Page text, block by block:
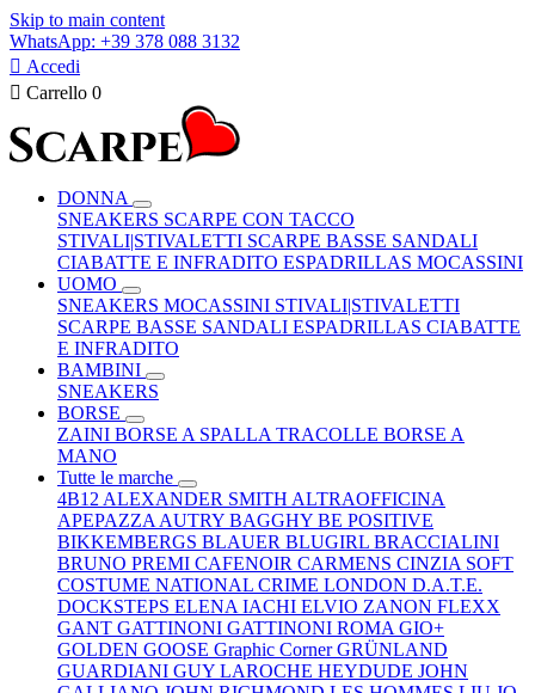
Skip to main content
WhatsApp: +39 378 088 3132
 Accedi
 Carrello 0
DONNA
SNEAKERS SCARPE CON TACCO
STIVALI|STIVALETTI SCARPE BASSE SANDALI
CIABATTE E INFRADITO ESPADRILLAS MOCASSINI
UOMO
SNEAKERS MOCASSINI STIVALI|STIVALETTI
SCARPE BASSE SANDALI ESPADRILLAS CIABATTE
E INFRADITO
BAMBINI
SNEAKERS
BORSE
ZAINI BORSE A SPALLA TRACOLLE BORSE A
MANO
Tutte le marche
4B12 ALEXANDER SMITH ALTRAOFFICINA
APEPAZZA AUTRY BAGGHY BE POSITIVE
BIKKEMBERGS BLAUER BLUGIRL BRACCIALINI
BRUNO PREMI CAFENOIR CARMENS CINZIA SOFT
COSTUME NATIONAL CRIME LONDON D.A.T.E.
DOCKSTEPS ELENA IACHI ELVIO ZANON FLEXX
GANT GATTINONI GATTINONI ROMA GIO+
GOLDEN GOOSE Graphic CornerGRÜNLAND
GUARDIANI GUY LAROCHE HEYDUDE JOHN